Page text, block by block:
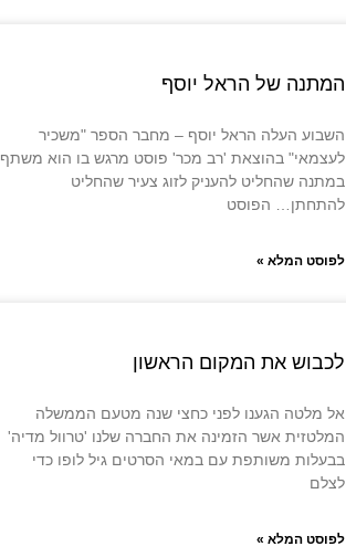
המתנה של הראל יוסף
השבוע העלה הראל יוסף – מחבר הספר "משכיר
לעצמאי" בהוצאת 'רב מכר' פוסט מרגש בו הוא משתף
במתנה שהחליט להעניק לזוג צעיר שהחליט
להתחתן… הפוסט
לפוסט המלא »
לכבוש את המקום הראשון
אל מלטה הגענו לפני כחצי שנה מטעם הממשלה
המלטזית אשר הזמינה את החברה שלנו 'טרוול מדיה'
בבעלות משותפת עם במאי הסרטים גיל לופו כדי
לצלם
לפוסט המלא »